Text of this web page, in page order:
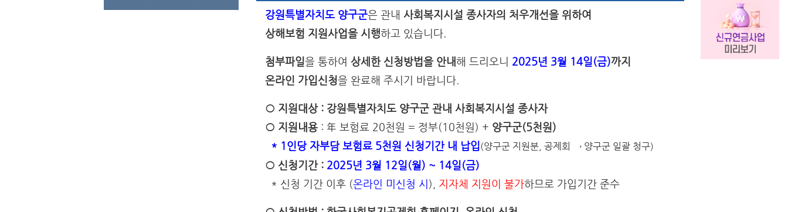
강원특별자치도 양구군은 관내 사회복지시설 종사자의 처우개선을 위하여
상해보험 지원사업을 시행하고 있습니다.
첨부파일을 통하여 상세한 신청방법을 안내해 드리오니 2025년 3월 14일(금)까지
온라인 가입신청을 완료해 주시기 바랍니다.
○ 지원대상 : 강원특별자치도 양구군 관내 사회복지시설 종사자
○ 지원내용 : 年 보험료 20천원 = 정부(10천원) + 양구군(5천원)
* 1인당 자부담 보험료 5천원 신청기간 내 납입(양구군 지원분, 공제회 → 양구군 일괄 청구)
○ 신청기간 : 2025년 3월 12일(월) ~ 14일(금)
* 신청 기간 이후 (온라인 미신청 시 ), 지자체 지원이 불가하므로 가입기간 준수